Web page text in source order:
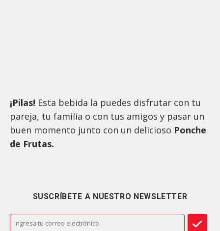
¡Pilas! Esta bebida la puedes disfrutar con tu
pareja, tu familia o con tus amigos y pasar un
buen momento junto con un delicioso Ponche
de Frutas.
SUSCRÍBETE A NUESTRO NEWSLETTER